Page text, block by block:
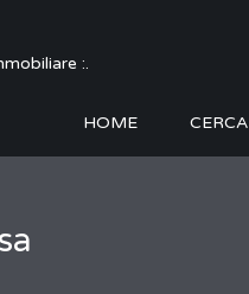
HOME CERCA